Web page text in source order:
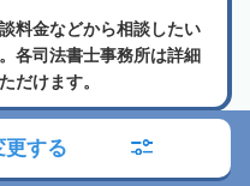
料金などから相談したい
各司法書士事務所は詳細
だけます。
更する